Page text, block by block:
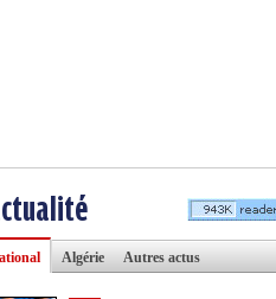
Algérie Autres actus